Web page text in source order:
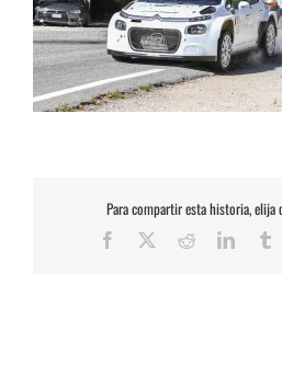
Para compartir esta historia,
Facebook Reddit